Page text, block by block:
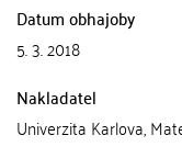
Datum obhajoby
5. 3. 2018
Nakladatel
Univerzita Karlova,